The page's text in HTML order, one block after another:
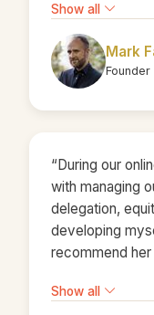
Show all
Mark
“During our
with managing
delegation,
developing
recommend
an awesome
Show all